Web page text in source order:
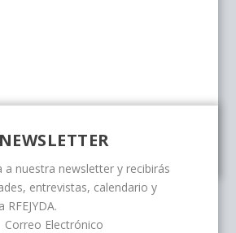
NEWSLETTER
a nuestra newsletter y recibirás
entrevistas, calendario y
Correo Electrónico